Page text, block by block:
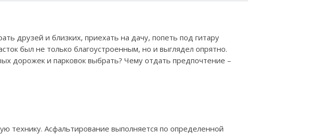
друзей и близких, приехать на дачу, попеть под гитару
был не только благоустроенным, но и выглядел опрятно.
дорожек и парковок выбрать? Чему отдать предпочтение –
технику. Асфальтирование выполняется по определенной